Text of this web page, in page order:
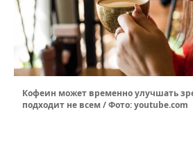
Кофеин может временно улучшать
подходит не всем / Фото: youtube.com